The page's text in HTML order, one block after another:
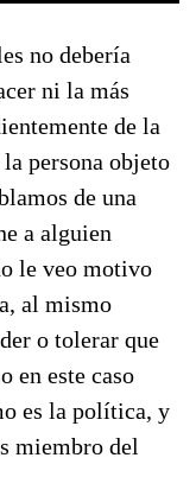
no debería
ni la más
de la
persona objeto
de una
a alguien
le veo motivo
al mismo
o tolerar que
en este caso
es la política, y
miembro del